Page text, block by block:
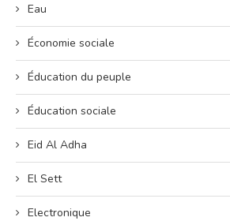
Eau
Économie sociale
Éducation du peuple
Éducation sociale
Eid Al Adha
El Sett
Electronique